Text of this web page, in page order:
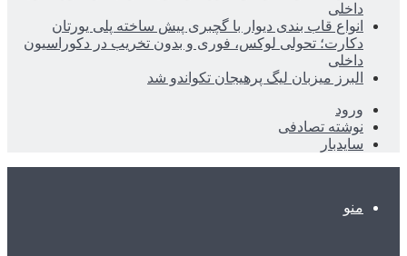
داخلی
انواع قاب بندی دیوار با گچبری پیش ساخته پلی یورتان
دکارت؛ تحولی لوکس، فوری و بدون تخریب در دکوراسیون
داخلی
البرز میزبان لیگ پرهیجان تکواندو شد
ورود
نوشته تصادفی
سایدبار
منو